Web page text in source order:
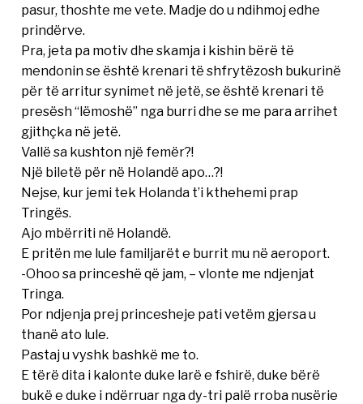
pasur, thoshte me vete. Madje do u ndihmoj edhe
prindërve.
Pra, jeta pa motiv dhe skamja i kishin bërë të
mendonin se është krenari të shfrytëzosh bukurinë
për të arritur synimet në jetë, se është krenari të
presësh “lëmoshë” nga burri dhe se me para arrihet
gjithçka në jetë.
Vallë sa kushton një femër?!
Një biletë për në Holandë apo…?!
Nejse, kur jemi tek Holanda t’i kthehemi prap
Tringës.
Ajo mbërriti në Holandë.
E pritën me lule familjarët e burrit mu në aeroport.
-Ohoo sa princeshë që jam, – vlonte me ndjenjat
Tringa.
Por ndjenja prej princesheje pati vetëm gjersa u
thanë ato lule.
Pastaj u vyshk bashkë me to.
E tërë dita i kalonte duke larë e fshirë, duke bërë
bukë e duke i ndërruar nga dy-tri palë rroba nusërie